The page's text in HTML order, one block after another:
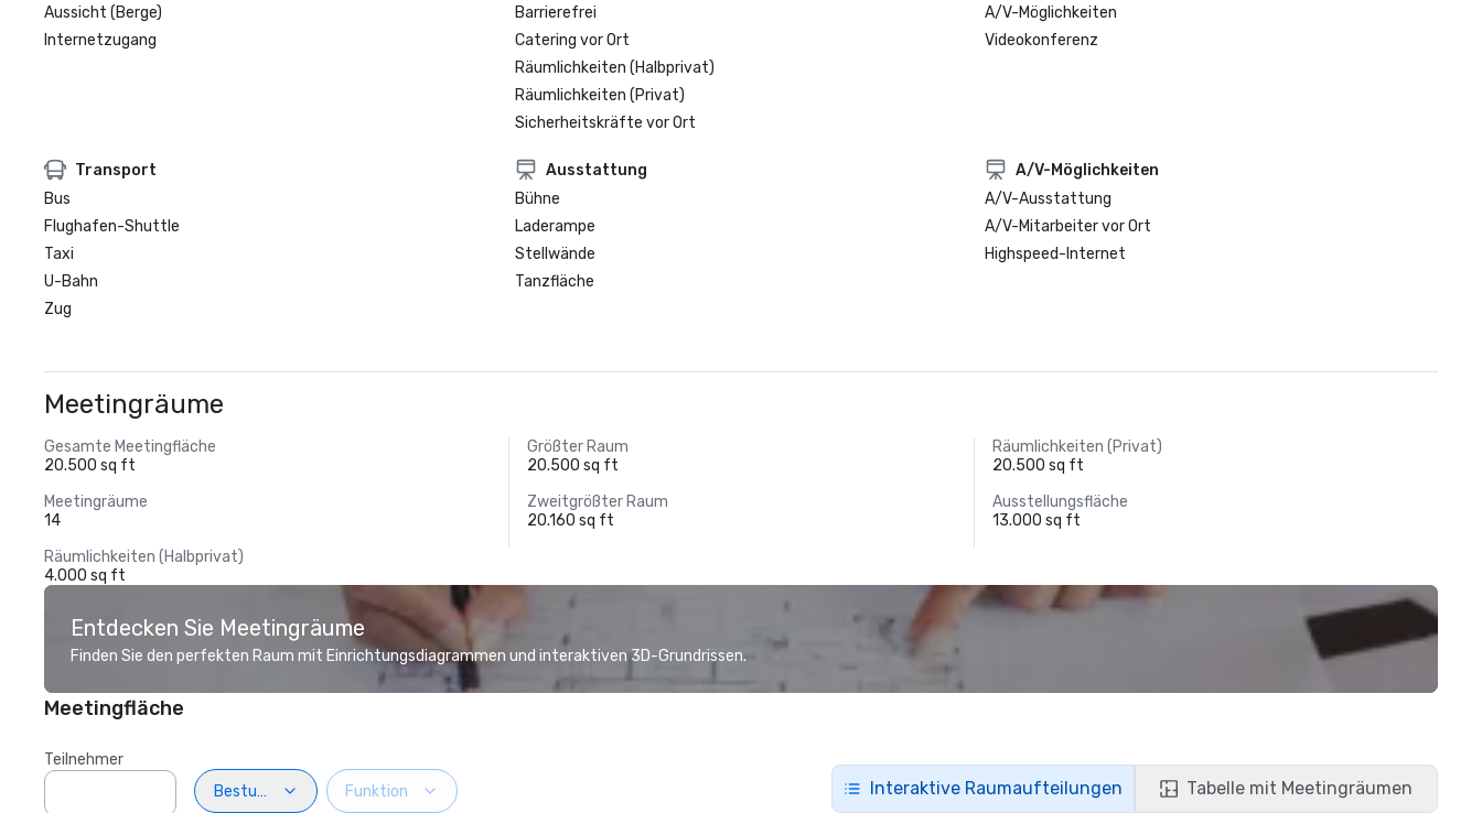
Aussicht (Berge)
Internetzugang
Barrierefrei
Catering vor Ort
Räumlichkeiten (Halbprivat)
Räumlichkeiten (Privat)
Sicherheitskräfte vor Ort
A/V-Möglichkeiten
Videokonferenz
Transport
Bus
Flughafen-Shuttle
Taxi
U-Bahn
Zug
Ausstattung
Bühne
Laderampe
Stellwände
Tanzfläche
A/V-Möglichkeiten
A/V-Ausstattung
A/V-Mitarbeiter vor Ort
Highspeed-Internet
Meetingräume
Gesamte Meetingfläche
20.500 sq ft
Größter Raum
20.500 sq ft
Räumlichkeiten (Privat)
20.500 sq ft
Meetingräume
14
Zweitgrößter Raum
20.160 sq ft
Ausstellungsfläche
13.000 sq ft
Räumlichkeiten (Halbprivat)
4.000 sq ft
Entdecken Sie Meetingräume
Finden Sie den perfekten Raum mit Einrichtungsdiagrammen und interaktiven 3D-Grundrissen.
Meetingfläche
Teilnehmer
Bestuhlung
Funktion Interaktive Raumaufteilungen Tabelle mit Meetingräumen